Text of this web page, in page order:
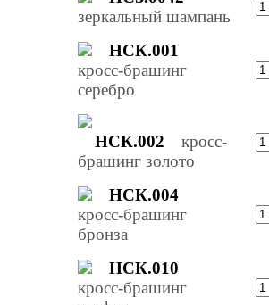
зеркальный шампань
НСК.001
кросс-брашинг
серебро
НСК.002
кросс-
брашинг золото
НСК.004
кросс-брашинг
бронза
НСК.010
кросс-брашинг